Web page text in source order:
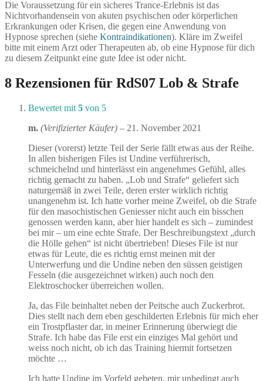
Die Voraussetzung für ein sicheres Trance-Erlebnis ist das
Nichtvorhandensein von akuten psychischen oder körperlichen
Erkrankungen oder Krisen, die gegen eine Anwendung von
Hypnose sprechen (siehe Kontraindikationen). Kläre im Zweifel
bitte mit einem Arzt oder Therapeuten ab, ob eine Hypnose für dich
zu diesem Zeitpunkt eine gute Idee ist oder nicht.
8 Rezensionen für RdS07 Lob & Strafe
Bewertet mit 5 von 5
m. (Verifizierter Käufer) – 21. November 2021
Dieser (vorerst) letzte Teil der Serie fällt etwas aus der Reihe.
In allen bisherigen Files ist Undine verführerisch,
schmeichelnd und hinterlässt ein angenehmes Gefühl, alles
richtig gemacht zu haben. „Lob und Strafe“ geliefert sich
naturgemäß in zwei Teile, deren erster wirklich richtig
unangenehm ist. Ich hatte vorher meine Zweifel, ob die Strafe
für den masochistischen Geniesser nicht auch ein bisschen
genossen werden kann, aber hier handelt es sich – zumindest
bei mir – um eine echte Strafe. Der Beschreibungstext „durch
die Hölle gehen“ ist nicht übertrieben! Dieses File ist nur
etwas für Leute, die es richtig ernst meinen mit der
Unterwerfung und die Undine neben den süssen geistigen
Fesseln (die ausgezeichnet wirken) auch noch den
Elektroschocker überreichen wollen.
Ja, das File beinhaltet neben der Peitsche auch Zuckerbrot.
Dies stellt nach dem eben geschilderten Erlebnis für mich eher
ein Trostpflaster dar, in meiner Erinnerung überwiegt die
Strafe. Ich habe das File erst ein einziges Mal gehört und
weiss noch nicht, ob ich das Training hiermit fortsetzen
möchte …
Ich hatte Undine im Vorfeld gebeten, mir unbedingt auch